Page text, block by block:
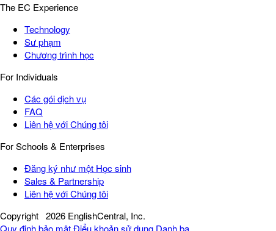
The EC Experience
Technology
Sư phạm
Chương trình học
For Individuals
Các gói dịch vụ
FAQ
Liên hệ với Chúng tôi
For Schools & Enterprises
Đăng ký như một Học sinh
Sales & Partnership
Liên hệ với Chúng tôi
Copyright 2026 EnglishCentral, Inc.